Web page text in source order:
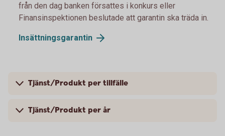
från den dag banken försattes i konkurs eller
Finansinspektionen beslutade att garantin ska träda in.
Insättningsgarantin
Tjänst/Produkt per tillfälle
Tjänst/Produkt per år